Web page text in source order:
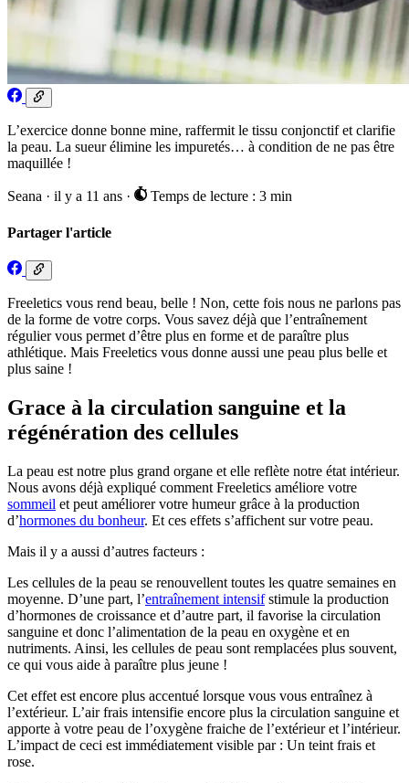
L’exercice donne bonne mine, raffermit le tissu conjonctif et clarifie
la peau. La sueur élimine les impuretés… à condition de ne pas être
maquillée !
Seana · il y a 11 ans · Temps de lecture : 3 min
Partager l'article
Freeletics vous rend beau, belle ! Non, cette fois nous ne parlons pas
de la forme de votre corps. Vous savez déjà que l’entraînement
régulier vous permet d’être plus en forme et de paraître plus
athlétique. Mais Freeletics vous donne aussi une peau plus belle et
plus saine !
Grace à la circulation sanguine et la
régénération des cellules
La peau est notre plus grand organe et elle reflète notre état intérieur.
Nous avons déjà expliqué comment Freeletics améliore votre
sommeil et peut améliorer votre humeur grâce à la production
d’hormones du bonheur. Et ces effets s’affichent sur votre peau.
Mais il y a aussi d’autres facteurs :
Les cellules de la peau se renouvellent toutes les quatre semaines en
moyenne. D’une part, l’entraînement intensifstimule la production
d’hormones de croissance et d’autre part, il favorise la circulation
sanguine et donc l’alimentation de la peau en oxygène et en
nutriments. Ainsi, les cellules de peau sont remplacées plus souvent,
ce qui vous aide à paraître plus jeune !
Cet effet est encore plus accentué lorsque vous vous entraînez à
l’extérieur. L’air frais intensifie encore plus la circulation sanguine et
apporte à votre peau de l’oxygène fraiche de l’extérieur et l’intérieur.
L’impact de ceci est immédiatement visible par : Un teint frais et
rose.